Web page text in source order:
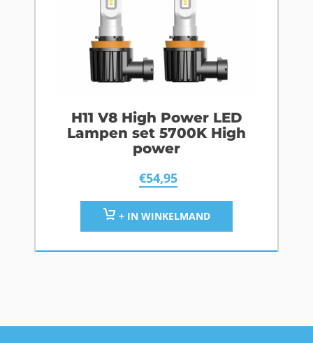
H11 V8 High Power LED
Lampen set 5700K High
power
€54,95
+ IN WINKELMAND